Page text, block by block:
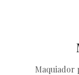
Maquiador